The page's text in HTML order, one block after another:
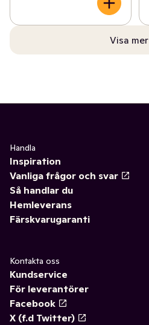
Visa mer
Handla
Inspiration
Vanliga frågor och svar
Så handlar du
Hemleverans
Färskvarugaranti
Kontakta oss
Kundservice
För leverantörer
Facebook
X (f.d Twitter)